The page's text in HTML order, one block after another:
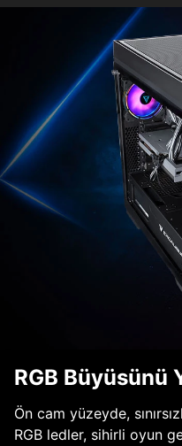
RGB Büyüsünü
Ön cam yüzeyde,
RGB ledler, sihirli oyun